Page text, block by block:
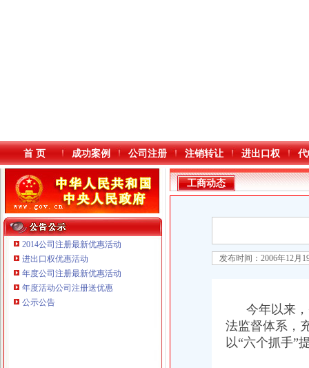
本站导航
首 页 成功案例 公司注册 注销转让 进出口权
2014公司注册最新优惠活动
进出口权优惠活动
年度公司注册最新优惠活动
年度活动公司注册送优惠
公示公告
重庆鸽牌电线电缆有限公司 渝北10010万 (进出口权)
工商动态
发布时间：2006年12月
今年以来，
法监督体系，
以“六个抓手”